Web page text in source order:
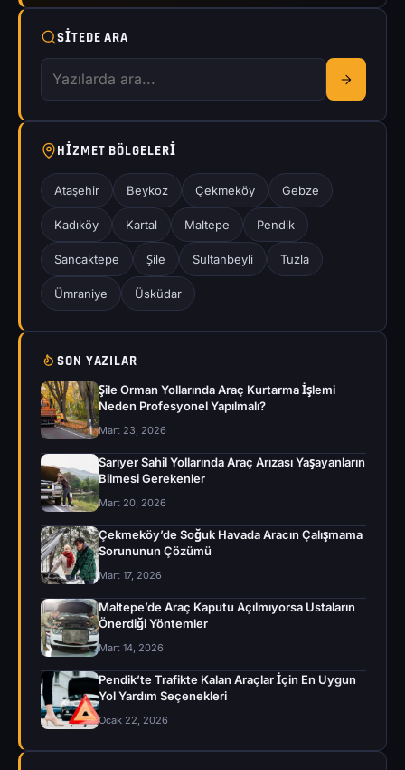
SITEDE ARA
HIZMET BÖLGELERI
Ataşehir Beykoz Çekmeköy Gebze
Kadıköy Kartal Maltepe Pendik
Sancaktepe Şile Sultanbeyli Tuzla
Ümraniye Üsküdar
SON YAZILAR
Şile Orman Yollarında Araç Kurtarma İşlemi
Neden Profesyonel Yapılmalı?
Mart 23, 2026
Sarıyer Sahil Yollarında Araç Arızası Yaşayanların
Bilmesi Gerekenler
Mart 20, 2026
Çekmeköy’de Soğuk Havada Aracın Çalışmama
Sorununun Çözümü
Mart 17, 2026
Maltepe’de Araç Kaputu Açılmıyorsa Ustaların
Önerdiği Yöntemler
Mart 14, 2026
Pendik’te Trafikte Kalan Araçlar İçin En Uygun
Yol Yardım Seçenekleri
Ocak 22, 2026